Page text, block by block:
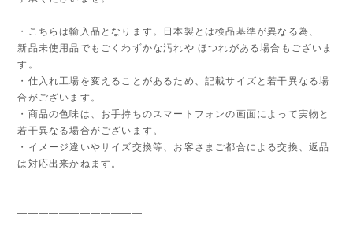
・こちらは輸入品となります。日本製とは検品基準が異なる為、
新品未使用品でもごくわずかな汚れや ほつれがある場合もございま
す。
・仕入れ工場を変えることがあるため、記載サイズと若干異なる場
合がございます。
・商品の色味は、お手持ちのスマートフォンの画面によって実物と
若干異なる場合がございます。
・イメージ違いやサイズ交換等、お客さまご都合による交換、返品
は対応出来かねます。
————————————